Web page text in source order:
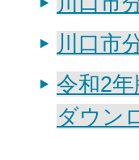
川口市
令和2
ダウン